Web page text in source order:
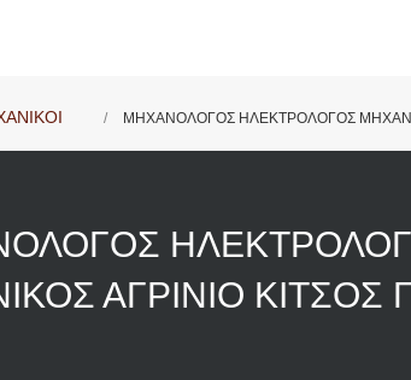
ΜΗΧΑΝΟΛΟΓΟΣ ΗΛΕΚΤΡΟΛΟΓΟΣ
ΑΓΡΙΝΙΟ ΚΙΤΣΟΣ